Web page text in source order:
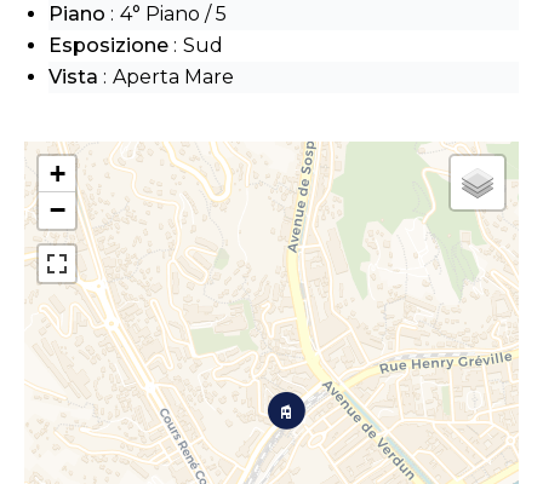
+
−
Piano
4° Piano / 5
Esposizione
Sud
Vista
Aperta Mare